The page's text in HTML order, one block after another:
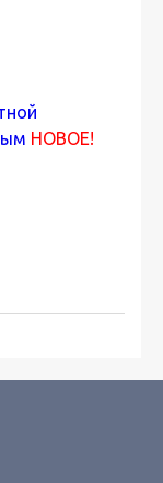
НОВОЕ!